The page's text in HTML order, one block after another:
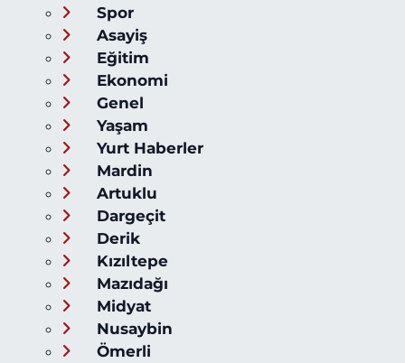
Spor
Asayiş
Eğitim
Ekonomi
Genel
Yaşam
Yurt Haberler
Mardin
Artuklu
Dargeçit
Derik
Kızıltepe
Mazıdağı
Midyat
Nusaybin
Ömerli